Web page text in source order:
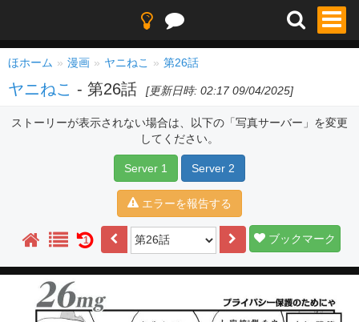
ほホーム 漫画 ヤニねこ 第26話
ヤニねこ - 第26話 [更新日時: 02:17 09/04/2025]
ストーリーが表示されない場合は、以下の「写真サーバー」を変更
してください。
Server 1 Server 2
エラーを報告する
1 ブックマーク